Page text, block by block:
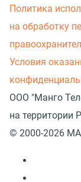
Политика
на обработку
Условия
ООО "Манго
на территории
© 2000-2026